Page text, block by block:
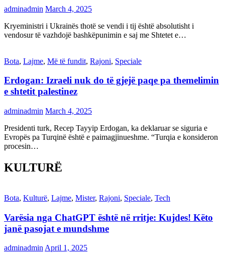
adminadmin March 4, 2025
Kryeministri i Ukrainës thotë se vendi i tij është absolutisht i
vendosur të vazhdojë bashkëpunimin e saj me Shtetet e…
Bota, Lajme, Më të fundit, Rajoni, Speciale
Erdogan: Izraeli nuk do të gjejë paqe pa themelimin
e shtetit palestinez
adminadmin March 4, 2025
Presidenti turk, Recep Tayyip Erdogan, ka deklaruar se siguria e
Evropës pa Turqinë është e paimagjinueshme. “Turqia e konsideron
procesin…
KULTURË
Bota, Kulturë, Lajme, Mister, Rajoni, Speciale, Tech
Varësia nga ChatGPT është në rritje: Kujdes! Këto
janë pasojat e mundshme
adminadmin April 1, 2025